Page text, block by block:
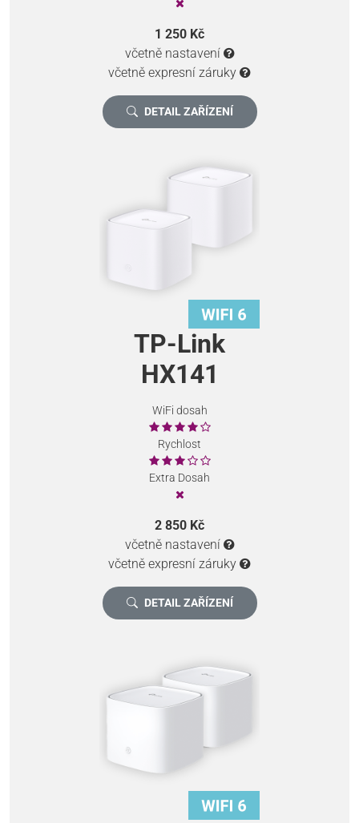
1 250 Kč
včetně nastavení
včetně expresní záruky
DETAIL ZAŘÍZENÍ
TP-Link
HX141
WiFi dosah
Rychlost
Extra Dosah
2 850 Kč
včetně nastavení
včetně expresní záruky
DETAIL ZAŘÍZENÍ